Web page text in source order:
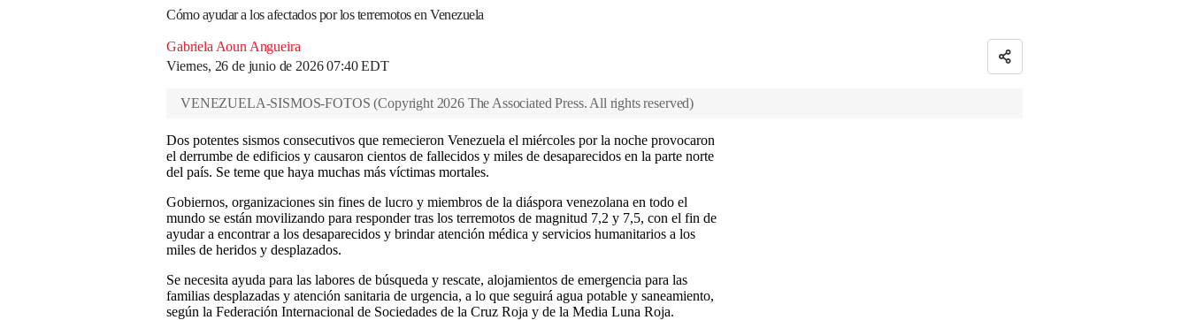
Cómo ayudar a los afectados por los terremotos en Venezuela
Gabriela Aoun Angueira
Viernes, 26 de junio de 2026 07:40 EDT
VENEZUELA-SISMOS-FOTOS (Copyright 2026 The Associated Press. All rights reserved)
Dos potentes sismos consecutivos que remecieron Venezuela el miércoles por la noche provocaron
el derrumbe de edificios y causaron cientos de fallecidos y miles de desaparecidos en la parte norte
del país. Se teme que haya muchas más víctimas mortales.
Gobiernos, organizaciones sin fines de lucro y miembros de la diáspora venezolana en todo el
mundo se están movilizando para responder tras los terremotos de magnitud 7,2 y 7,5, con el fin de
ayudar a encontrar a los desaparecidos y brindar atención médica y servicios humanitarios a los
miles de heridos y desplazados.
Se necesita ayuda para las labores de búsqueda y rescate, alojamientos de emergencia para las
familias desplazadas y atención sanitaria de urgencia, a lo que seguirá agua potable y saneamiento,
según la Federación Internacional de Sociedades de la Cruz Roja y de la Media Luna Roja.